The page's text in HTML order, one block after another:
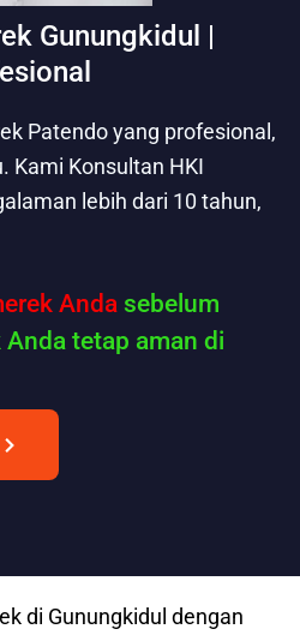
Gunungkidul |
Patendo yang profesional,
Kami Konsultan HKI
lebih dari 10 tahun,
Anda sebelum
tetap aman di
di Gunungkidul dengan